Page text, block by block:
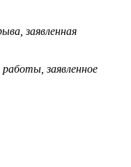
заявленная
заявленное